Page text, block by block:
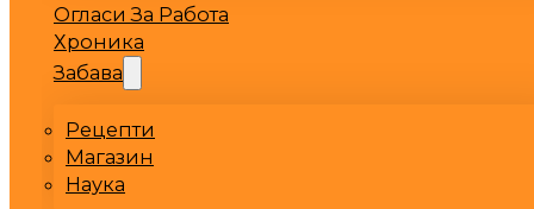
Огласи За Работа
Хроника
Забава
Рецепти
Магазин
Наука